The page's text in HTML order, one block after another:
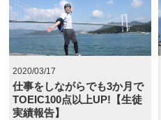
2020/03/17
仕事をしながらでも3か月で
TOEIC100点以上UP!【生徒
実績報告】